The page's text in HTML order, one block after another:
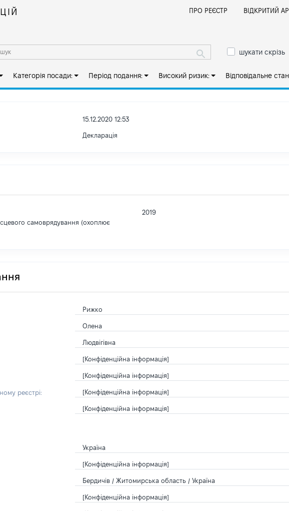
ПРО РЕЄСТР ВІДКРИТИЙ АРІ
шукати скрізь
Категорія посади: Період подання: Високий ризик: Відповідальне
15.12.2020 12:53
Декларація
самоврядування (охоплює
2019
Рижко
Олена
Людвігівна
[Конфіденційна інформація]
[Конфіденційна інформація]
реєстрі: [Конфіденційна інформація]
[Конфіденційна інформація]
Україна
[Конфіденційна інформація]
Бердичів / Житомирська область / Україна
[Конфіденційна інформація]